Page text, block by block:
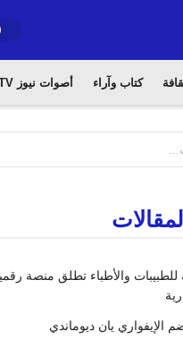
كتاب وآراء أصوات نيوز TV
للطبيبات والأطباء تطلق منصة
الإيفواري يان ديوماندي